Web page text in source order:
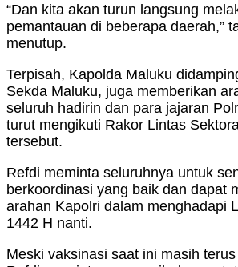
“Dan kita akan turun langsung
pemantauan di beberapa daerah,”
menutup.
Terpisah, Kapolda Maluku
Sekda Maluku, juga memberikan
seluruh hadirin dan para jajaran
turut mengikuti Rakor Lintas
tersebut.
Refdi meminta seluruhnya untuk
berkoordinasi yang baik dan dapat
arahan Kapolri dalam menghadapi
1442 H nanti.
Meski vaksinasi saat ini masih